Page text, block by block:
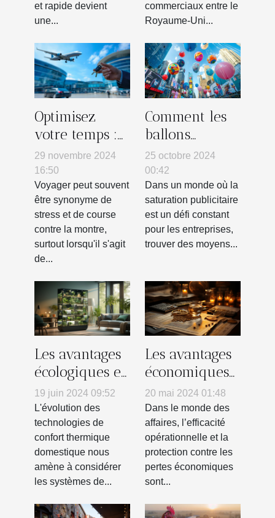
et rapide devient
une...
européens
commerciaux entre le
Royaume-Uni...
Optimisez
votre temps :
avantages du
service
voiturier à
l'aéroport
29 novembre 2024
16:50
Voyager peut souvent
être synonyme de
stress et de course
contre la montre,
surtout lorsqu'il s'agit
de...
Comment les
ballons
publicitaires
hélium
boostent la
visibilité des
entreprises
25 octobre 2024
00:42
Dans un monde où la
saturation publicitaire
est un défi constant
pour les entreprises,
trouver des moyens...
Les avantages
écologiques et
économiques
des
climatiseurs
réversibles
modernes
19 juin 2024 09:52
L'évolution des
technologies de
confort thermique
domestique nous
amène à considérer
les systèmes de...
Les avantages
économiques
des services
d'investigation
privée pour
les entreprises
locales
20 mai 2024 01:48
Dans le monde des
affaires, l’efficacité
opérationnelle et la
protection contre les
pertes économiques
sont...